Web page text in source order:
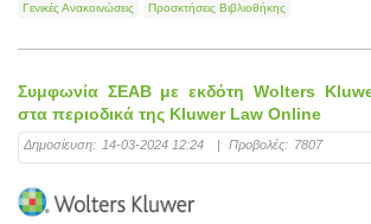
Γενικές Ανακοινώσεις Προσκτήσεις Βιβλιοθήκης
Συμφωνία ΣΕΑΒ με εκδότη Wolters
στα περιοδικά της Kluwer Law Online
Δημοσίευση: 14-03-2024 12:24 Προβολές: 7807